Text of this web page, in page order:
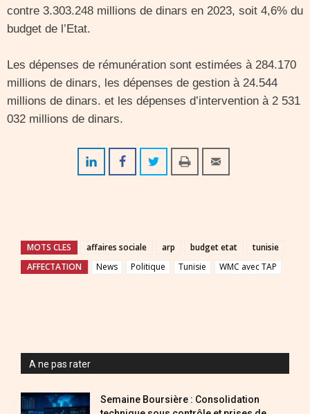
contre 3.303.248 millions de dinars en 2023, soit 4,6% du
budget de l’Etat.
Les dépenses de rémunération sont estimées à 284.170
millions de dinars, les dépenses de gestion à 24.544
millions de dinars. et les dépenses d’intervention à 2 531
032 millions de dinars.
MOTS CLES affaires sociale arp budget etat
tunisie
AFFECTATION
News Politique Tunisie WMC avec TAP
A ne pas rater
Semaine Boursière : Consolidation